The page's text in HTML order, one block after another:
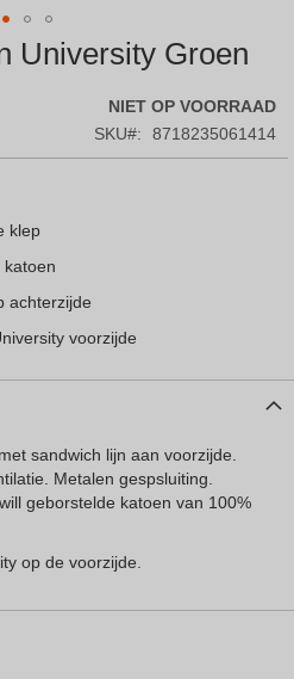
University Groen
NIET OP VOORRAAD
SKU
8718235061414
klep
katoen
achterzijde
voorzijde
sandwich lijn aan voorzijde.
Metalen gespsluiting.
geborstelde katoen van 100%
op de voorzijde.